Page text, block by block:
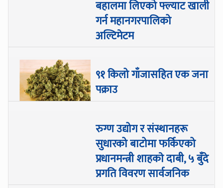
बहालमा लिएको फ्ल्याट खाली
गर्न महानगरपालिको
अल्टिमेटम
९१ किलो गाँजासहित एक जना
पक्राउ
रुग्ण उद्योग र संस्थानहरू
सुधारको बाटोमा फर्किएको
प्रधानमन्त्री शाहकाे दाबी, ५ बुँदे
प्रगति विवरण सार्वजनिक